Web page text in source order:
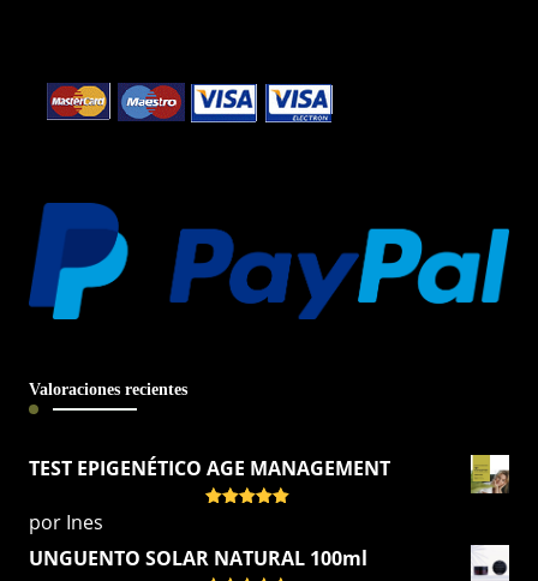
Valoraciones recientes
TEST EPIGENÉTICO AGE MANAGEMENT
por Ines
UNGUENTO SOLAR NATURAL 100ml